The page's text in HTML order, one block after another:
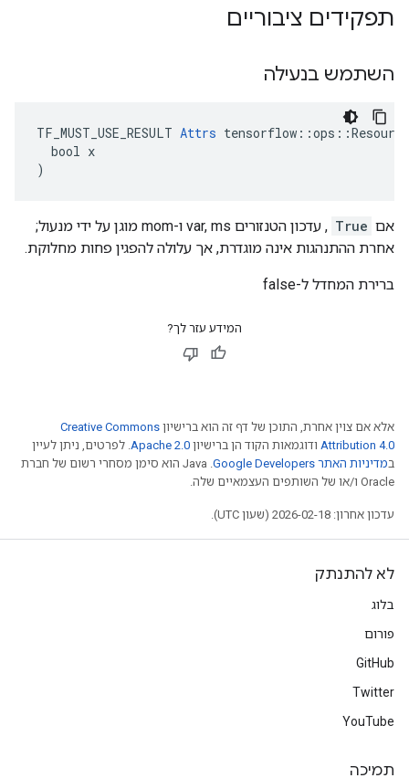
תפקידים ציבוריים
השתמש בנעילה
TF_MUST_USE_RESULT Attrs
  bool x
)
אם True
, עדכון הטנזורים var, ms ו-mom מוגן על ידי מנעול;
אחרת ההתנהגות אינה מוגדרת, אך עלולה להפגין פחות מחלוקת.
ברירת המחדל ל-false
המידע עזר לך?
אלא אם צוין אחרת, התוכן של דף זה הוא ברישיון Creative Commons
Attribution 4.0 ודוגמאות הקוד הן ברישיון Apache 2.0. לפרטים, ניתן לעיין
במדיניות האתר Google Developers‏
.‏ Java הוא סימן מסחרי רשום של חברת
Oracle ו/או של השותפים העצמאיים שלה.
עדכון אחרון: 2026-02-18 (שעון UTC).
לא להתנתק
בלוג
פורום
GitHub
Twitter
YouTube
תמיכה